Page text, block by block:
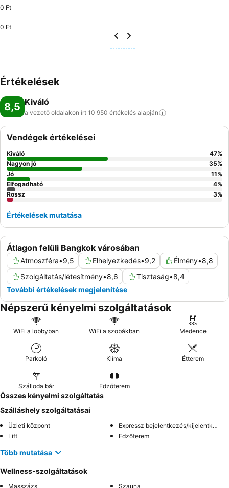
0 Ft
0 Ft
Értékelések
8,5 Kiváló
a vezető oldalakon írt 10 950 értékelés alapján
Átlagon felüli Bangkok városában
Atmoszféra•9,5 Elhelyezkedés•9,2 Élmény•8,8
Szolgáltatás/létesítmény•8,6 Tisztaság•8,4
További értékelések megjelenítése
Vendégek értékelései
Kiváló 47%
Nagyon jó
35%
Jó
11%
Elfogadható
4%
Rossz
3%
Értékelések mutatása
Népszerű kényelmi szolgáltatások
WiFi a lobbyban WiFi a szobákban Medence
Parkoló Klíma Étterem
Szálloda bár Edzőterem
Összes kényelmi szolgáltatás
Szálláshely szolgáltatásai
Üzleti központ
Expressz bejelentkezés/kijelentkezés
Lift
Edzőterem
Több mutatása
Wellness-szolgáltatások
Masszázs Szauna